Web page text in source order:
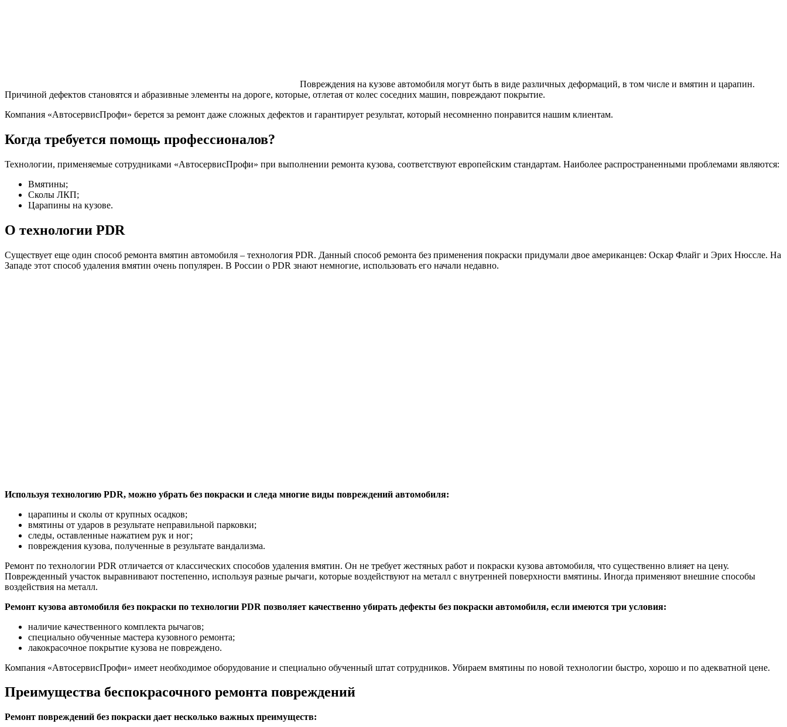
Повреждения на кузове автомобиля могут быть в виде различных деформаций, в том числе и вмятин и царапин.
Причиной дефектов становятся и абразивные элементы на дороге, которые, отлетая от колес соседних машин, повреждают покрытие.
Компания «АвтосервисПрофи» берется за ремонт даже сложных дефектов и гарантирует результат, который несомненно понравится нашим клиентам.
Когда требуется помощь профессионалов?
Технологии, применяемые сотрудниками «АвтосервисПрофи» при выполнении ремонта кузова, соответствуют европейским стандартам. Наиболее распространенными проблемами являются:
Вмятины;
Сколы ЛКП;
Царапины на кузове.
О технологии PDR
Существует еще один способ ремонта вмятин автомобиля – технология PDR. Данный способ ремонта без применения покраски придумали двое американцев: Оскар Флайг и Эрих Нюссле. На
Западе этот способ удаления вмятин очень популярен. В России о PDR знают немногие, использовать его начали недавно.
Используя технологию PDR, можно убрать без покраски и следа многие виды повреждений автомобиля:
царапины и сколы от крупных осадков;
вмятины от ударов в результате неправильной парковки;
следы, оставленные нажатием рук и ног;
повреждения кузова, полученные в результате вандализма.
Ремонт по технологии PDR отличается от классических способов удаления вмятин. Он не требует жестяных работ и покраски кузова автомобиля, что существенно влияет на цену.
Поврежденный участок выравнивают постепенно, используя разные рычаги, которые воздействуют на металл с внутренней поверхности вмятины. Иногда применяют внешние способы
воздействия на металл.
Ремонт кузова автомобиля без покраски по технологии PDR позволяет качественно убирать дефекты без покраски автомобиля, если имеются три условия:
наличие качественного комплекта рычагов;
специально обученные мастера кузовного ремонта;
лакокрасочное покрытие кузова не повреждено.
Компания «АвтосервисПрофи» имеет необходимое оборудование и специально обученный штат сотрудников. Убираем вмятины по новой технологии быстро, хорошо и по адекватной цене.
Преимущества беспокрасочного ремонта повреждений
Ремонт повреждений без покраски дает несколько важных преимуществ: